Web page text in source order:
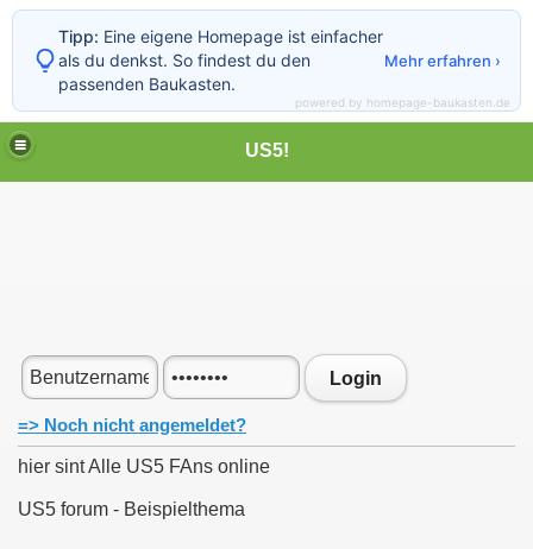
US5!
Login
=> Noch nicht angemeldet?
hier sint Alle US5 FAns online
US5 forum - Beispielthema
Menü schließen
Zur Desktop-Ansicht
Tipp: Eine eigene Homepage ist einfacher
als du denkst. So findest du den
passenden Baukasten.
Mehr erfahren ›
powered by homepage-baukasten.de